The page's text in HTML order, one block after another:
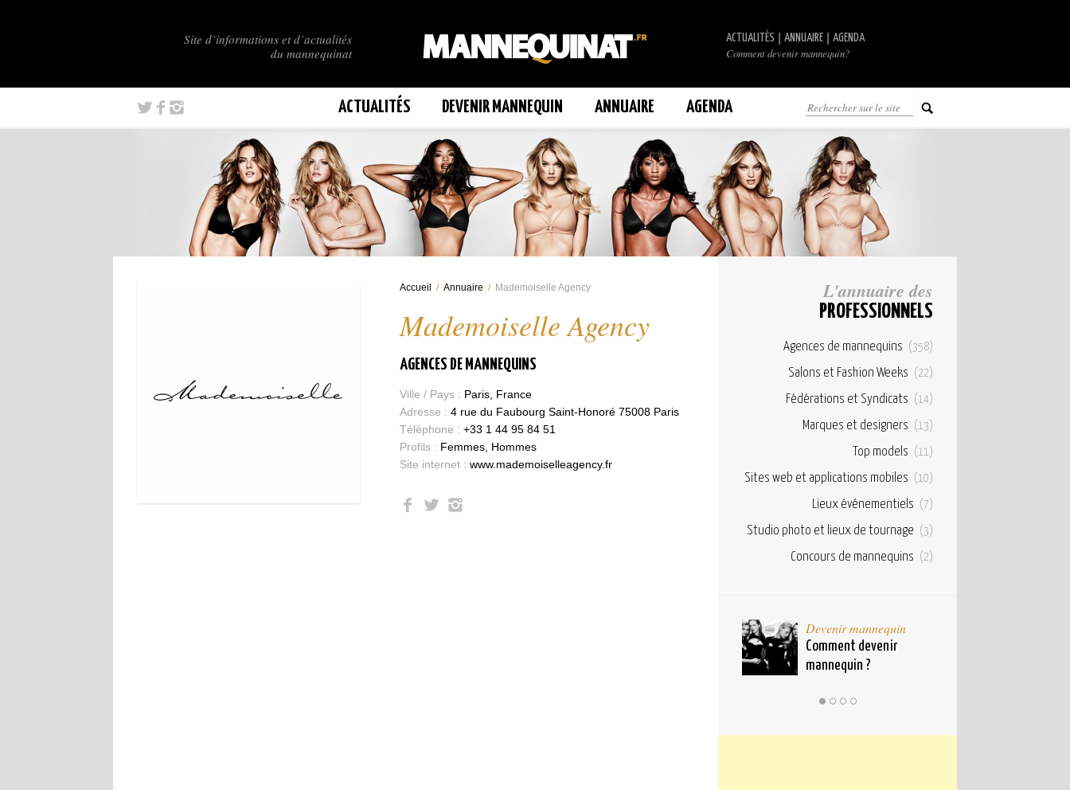
Site d’informations et d’actualités
du mannequinat
ACTUALITÉS ANNUAIRE AGENDA
Comment devenir mannequin?
ACTUALITÉS DEVENIR MANNEQUIN ANNUAIRE AGENDA
Accueil / Annuaire / Mademoiselle Agency
Mademoiselle Agency
AGENCES DE MANNEQUINS
Ville / Pays : Paris, France
Adresse : 4 rue du Faubourg Saint-Honoré 75008 Paris
Téléphone : +33 1 44 95 84 51
Profils : Femmes, Hommes
Site internet : www.mademoiselleagency.fr
L'annuaire des
PROFESSIONNELS
Agences de mannequins (358)
Salons et Fashion Weeks (22)
Fédérations et Syndicats (14)
Marques et designers (13)
Top models (11)
Sites web et applications mobiles (10)
Lieux événementiels (7)
Studio photo et lieux de tournage (3)
Concours de mannequins (2)
Devenir mannequin
Comment devenir
mannequin ?